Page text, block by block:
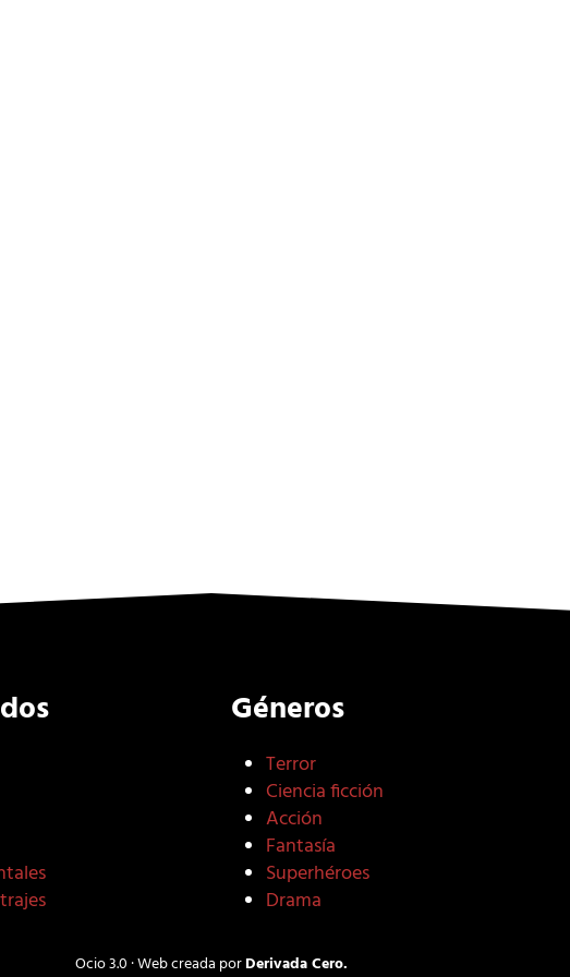
Llorar
Géneros
Terror
Ciencia ficción
Acción
Fantasía
Superhéroes
Drama
Ocio 3.0 · Web creada porDerivada Cero.